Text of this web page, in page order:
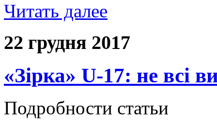
Читать далее
22 грудня 2017
«Зірка» U-17: не всі
Подробности статьи